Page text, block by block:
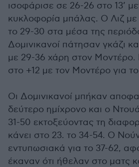
ισοφάρισε σε 26-26 στο 13’
κυκλοφορία μπάλας. Ο Λιζ
το 29-30 στα μέσα της
Δομινικανοί πάτησαν γκάζι
με 29-36 χάρη στον
στο +12 με τον Μοντέρο για
Οι Δομινικανοί μπήκαν
δεύτερο ημίχρονο και ο
31-50 εκτοξεύοντας τη
κάνει στο 23. το 34-54. Ο
εντυπωσιακά για το 37-62,
έκαναν ότι ήθελαν στο ματς